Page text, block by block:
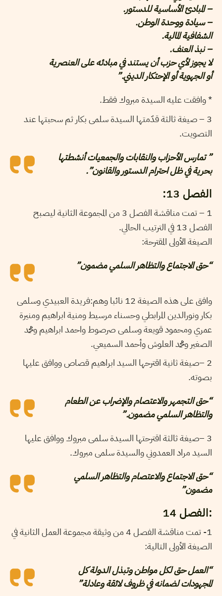
– المبادئ الأساسية للدستور.
– سيادة ووحدة الوطن.
الشفافية المالية.
– نبذ العنف.
لا يجوز لأي حزب أن يستند في مبادئه على العنصرية
أو الجهوية أو الإحتكار الديني.”
* وافقت عليه السيدة مبروك فقط.
3 – صيغة ثالثة قدّمتها السيدة سلمى بكار ثم سحبتها عند
التصويت.
” تمارس الأحزاب والنقابات والجمعيات أنشطتها
بحرية في ظل احترام الدستور والقانون”.
الفصل 13:
1 – تمت مناقشة الفصل 3 من المجموعة الثانية ليصبح
الفصل 13 في الترتيب الحالي.
الصيغة الأولى المقترحة:
“حق الاجتماع والتظاهر السلمي مضمون”
وافق على هذه الصيغة 12 نائبا وهم:فريدة العبيدي وسلمى
بكار ونورالدين المرابطي وحسناء مرسيط ومنية ابراهيم ومنيرة
عمري ومحمود قويعة وسلمى صرصوط واحمد ابراهيم ومحمد
الصغير ومحمد العلوش وأحمد السميعي.
2 –صيغة ثانية اقترحها السيد ابراهيم قصاص ووافق عليها
بصوته.
“حق التجمهر والاعتصام والإضراب عن الطعام
والتظاهر السلمي مضمون.”
3 –صيغة ثالثة اقترحتها السيدة سلمى مبروك ووافق عليها
السيد مراد العمدوني والسيدة سلمى مبروك.
“حق الاجتماع والاعتصام والتظاهر السلمي
مضمون”
:الفصل 14
1- تمت مناقشة الفصل 4 من وثيقة مجموعة العمل الثانية في
الصيغة الأولى التالية:
“العمل حق لكل مواطن وتبذل الدولة كل
المجهودات لضمانه في ظروف لائقة وعادلة”